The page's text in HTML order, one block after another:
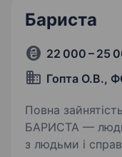
Бариста
22 000 – 25
Гопта О.В.,
Повна зайнятість. Запрошуємо на
БАРИСТА —
з людьми і